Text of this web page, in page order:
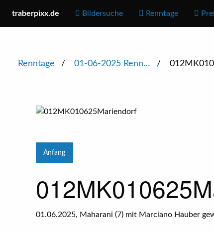
traberpixx.de Bildersuche Renntage
Renntage 01-06-2025 Renn…
Anfang
01.06.2025, Maharani (7) mit Marciano Hauber